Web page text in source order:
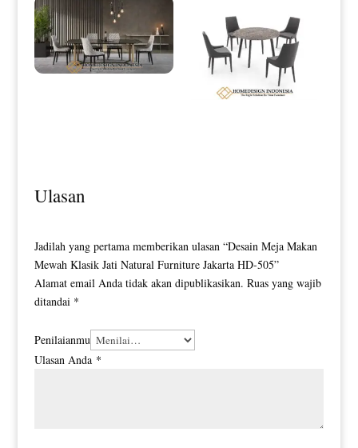
Ulasan
Jadilah yang pertama memberikan ulasan “Desain Meja Makan
Mewah Klasik Jati Natural Furniture Jakarta HD-505”
Alamat email Anda tidak akan dipublikasikan. Ruas yang wajib
ditandai *
Penilaianmu
Ulasan Anda *